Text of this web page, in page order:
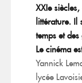
XXIe
littérature. Il
temps et
Le cinéma
Yannick
lycée